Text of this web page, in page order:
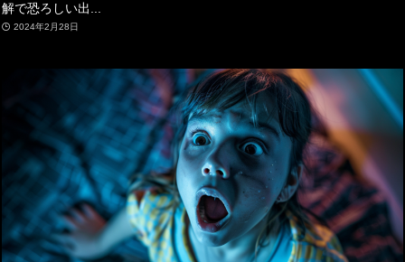
解で恐ろしい出...
2024年2月28日